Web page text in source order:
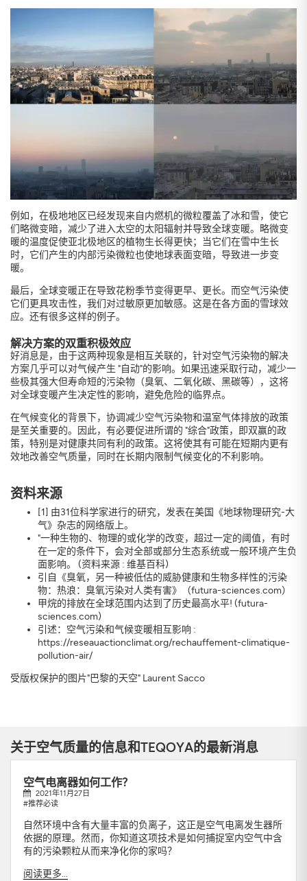
例如，在极地地区已经发现来自内燃机的微粒覆盖了冰和雪，使它
们略微变暗，减少了进入太空的太阳辐射并导致全球变暖。略微变
暖的温度促使亚北极地区的植物生长得更快；当它们在雪中生长
时，它们产生的内部污染微粒也使地球表面变暗，导致进一步变
暖。
最后，全球变暖正在导致花粉季节变得更早、更长。而空气污染使
它们更具攻击性，我们对过敏原更加敏感。这是在各方面的雪球效
应。还有很多这样的例子。
解决方案的双重积极效应
好消息是，由于这两种现象是相互关联的，针对空气污染物的解决
方案几乎可以对气候产生 "自动"的影响。如果迅速采取行动，减少一
些极其强大但寿命短的污染物（臭氧、二氧化碳、黑碳等），这将
对全球变暖产生决定性的影响，避免危险的临界点。
在气候变化的背景下，协调减少空气污染物和温室气体排放的政策
是至关重要的。因此，有必要促进所谓的 "综合"政策，即双赢的政
策，特别是对健康共同有利的政策。这将使其有可能在短期内更有
效地改善空气质量，同时在长期内限制气候变化的不利影响。
资料来源
[1] 由31位科学家进行的研究，发表在美国《地球物理研究-大
气》杂志的网络版上。
"一种生物的、物理的或化学的改变，超过一定的阈值，有时
在一定的条件下，会对全部或部分生态系统或一般环境产生负
面影响。 (资料来源 : 维基百科)
引自《臭氧，另一种被低估的威胁健康和生物多样性的污染
物：热浪：臭氧污染对人类有害》（futura-sciences.com）
甲烷的排放在全球范围内达到了历史最高水平! (futura-
sciences.com)
引述：空气污染和气候变暖相互影响 :
https://reseauactionclimat.org/rechauffement-climatique-
pollution-air/
受版权保护的图片"巴黎的天空" Laurent Sacco
关于空气质量的信息和TEQOYA的最新消息
空气电离器如何工作？
2021年11月27日
#推荐必读
自然环境中含有大量丰富的负离子，这正是空气电离发生器所
依据的原理。然而，你知道这项技术是如何捕捉室内空气中含
有的污染颗粒从而来净化你的家吗？
阅读更多...